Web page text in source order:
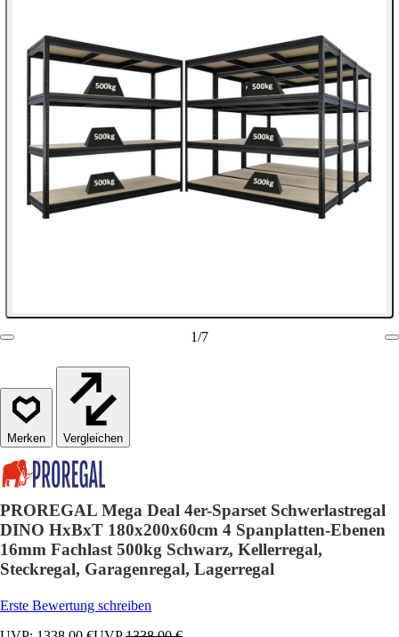
1/7
Vergleichen
PROREGAL Mega Deal 4er-Sparset Schwerlastregal
DINO HxBxT 180x200x60cm 4 Spanplatten-Ebenen
16mm Fachlast 500kg Schwarz, Kellerregal,
Steckregal, Garagenregal, Lagerregal
Erste Bewertung schreiben